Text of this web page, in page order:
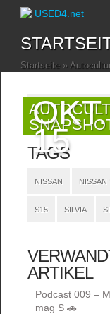
Startseite »
OKT.
15
TAGS
NISSAN NISSAN
S15 SILVIA
ARTIKEL
Podcast 009 –
mag S 🚗